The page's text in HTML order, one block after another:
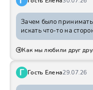
Зачем было
искать что-то на
Как мы любили друг
Г Гость Елена29.07.26